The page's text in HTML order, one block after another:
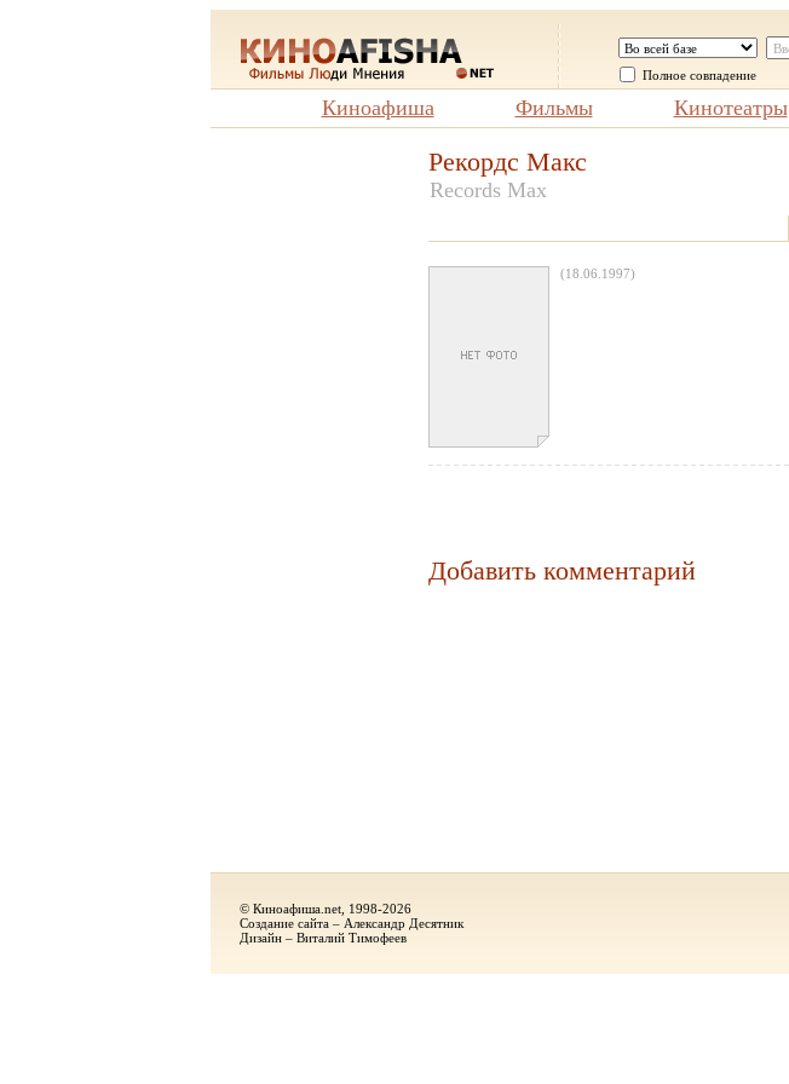
Полное совпадение
Киноафиша Фильмы Кинотеатры
Рекордс Макс
Records Max
(18.06.1997)
Добавить комментарий
© Киноафиша.net, 1998-2026
Создание сайта – Александр Десятник
Дизайн – Виталий Тимофеев